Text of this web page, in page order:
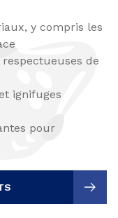
y compris les
de
ignifuges
pour